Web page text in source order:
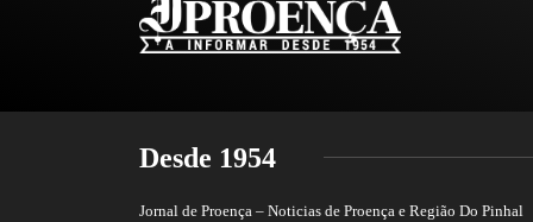
Desde 1954
Jornal de Proença – Noticias de Proença e Região Do Pinhal